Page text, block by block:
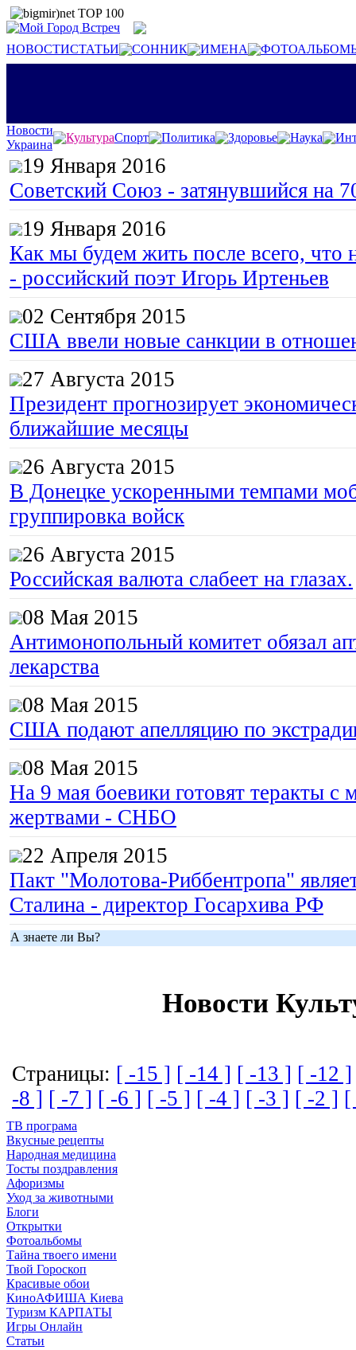
НОВОСТИСТАТЬИ СОННИК ИМЕНА
Новости
Украина
КультураСпорт Политика Здоровье Наука
19 Января 2016
Советский Союз - затянувшийся на
19 Января 2016
Как мы будем жить после всего, что
- российский поэт Игорь Иртеньев
02 Сентября 2015
США ввели новые санкции в
27 Августа 2015
Президент прогнозирует
ближайшие месяцы
26 Августа 2015
В Донецке ускоренными темпами
группировка войск
26 Августа 2015
Российская валюта слабеет на глазах.
08 Мая 2015
Антимонопольный комитет обязал
лекарства
08 Мая 2015
США подают апелляцию по
08 Мая 2015
На 9 мая боевики готовят теракты с
жертвами - СНБО
22 Апреля 2015
Пакт "Молотова-Риббентропа"
Сталина - директор Госархива РФ
А знаете ли Вы?
Новости
Страницы: [ -15 ] [ -14 ] [ -13 ] [ -12 ]
-8 ] [ -7 ] [ -6 ] [ -5 ] [ -4 ] [ -3 ] [ -2 ] [
ТВ програма
Вкусные рецепты
Народная медицина
Тосты поздравления
Афоризмы
Уход за животными
Блоги
Открытки
Фотоальбомы
Тайна твоего имени
Твой Гороскоп
Красивые обои
КиноАФИША Киева
Туризм КАРПАТЫ
Игры Онлайн
Статьи